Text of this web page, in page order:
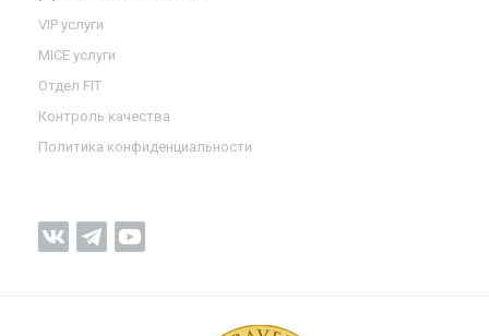
VIP услуги
MICE услуги
Отдел FIT
Контроль качества
Политика конфиденциальности